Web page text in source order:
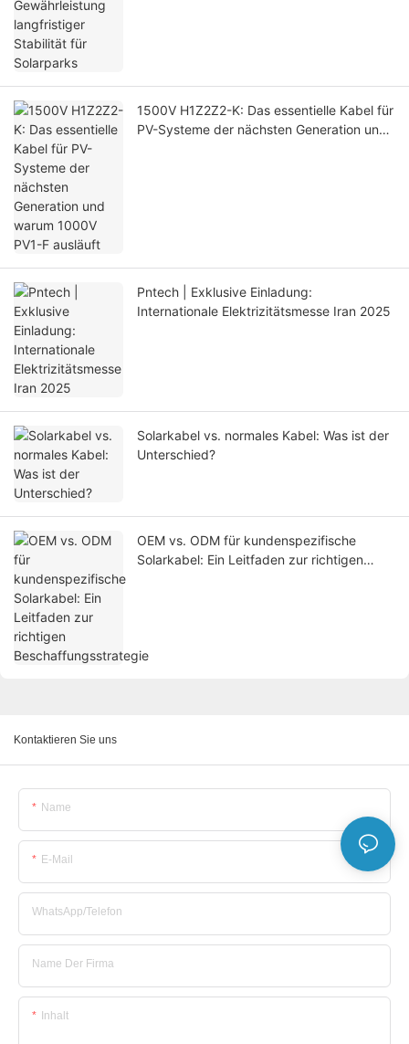
1500V H1Z2Z2-K: Das essentielle Kabel für
PV-Systeme der nächsten Generation und
Pntech | Exklusive Einladung:
Internationale Elektrizitätsmesse Iran 2025
Solarkabel vs. normales Kabel: Was ist der
Unterschied?
OEM vs. ODM für kundenspezifische
Solarkabel: Ein Leitfaden zur richtigen
Kontaktieren Sie uns
Name
E-Mail
WhatsApp/Telefon
Name Der Firma
Inhalt